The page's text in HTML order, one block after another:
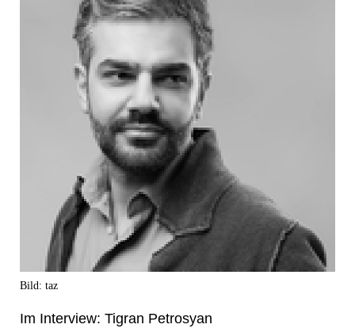
Bild: taz
Im Interview: Tigran Petrosyan ​